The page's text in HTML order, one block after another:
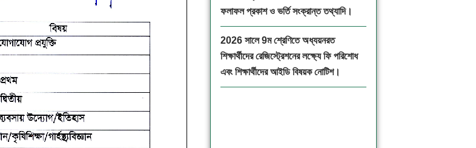
ফলাফল প্রকাশ ও ভর্তি সংক্রান্ত তথ্যাদি।
2026 সালে 9ম শ্রেণিতে অধ্যয়নরত
শিক্ষার্থীদের রেজিস্ট্রেশনের লক্ষ্যে ফি পরিশোধ
এবং শিক্ষার্থীদের আইডি বিষয়ক নোটিশ।